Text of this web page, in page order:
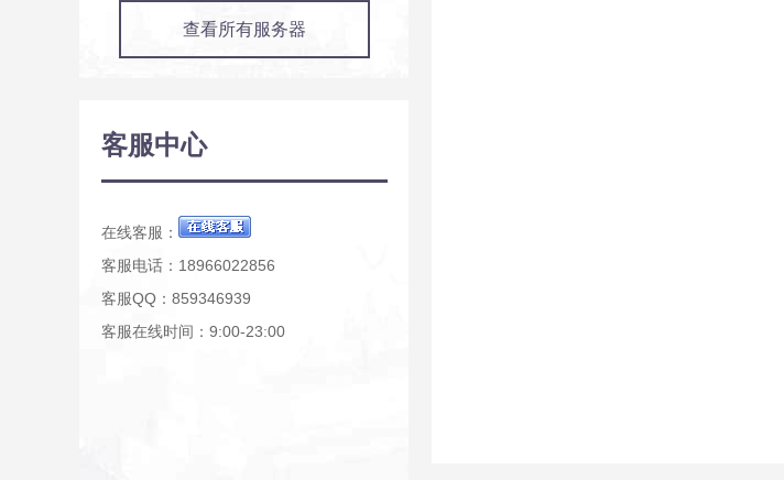
查看所有服务器
客服中心
在线客服：
客服电话：18966022856
客服QQ：859346939
客服在线时间：9:00-23:00